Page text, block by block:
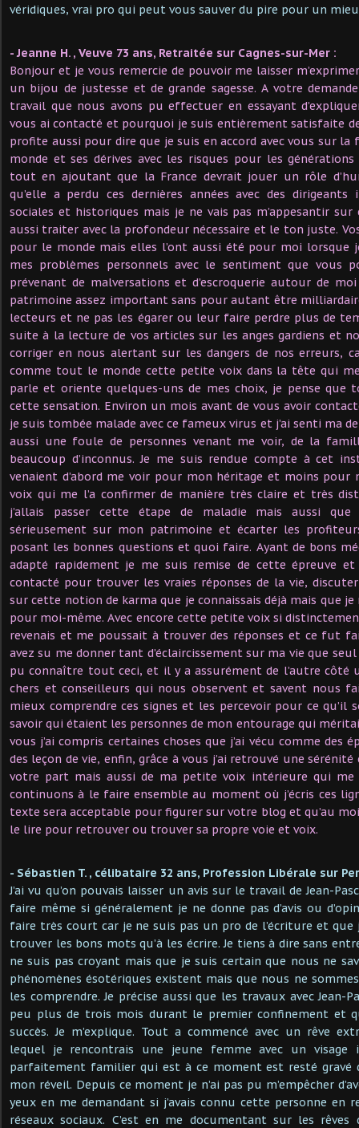
véridiques, vrai pro qui peut vous sauver du pire pour un
- Jeanne H. , Veuve 73 ans, Retraitée sur Cagnes-sur-Mer :
Bonjour et je vous remercie de pouvoir me laisser
un bijou de justesse et de grande sagesse. A votre
travail que nous avons pu effectuer en essayant
vous ai contacté et pourquoi je suis entièrement satisfaite de
profite aussi pour dire que je suis en accord avec vous sur la
monde et ses dérives avec les risques pour les
tout en ajoutant que la France devrait jouer un rôle
qu’elle a perdu ces dernières années avec des dirigeants
sociales et historiques mais je ne vais pas m’appesantir
aussi traiter avec la profondeur nécessaire et le ton juste.
pour le monde mais elles l’ont aussi été pour moi lorsque
mes problèmes personnels avec le sentiment que vous
prévenant de malversations et d’escroquerie autour de
patrimoine assez important sans pour autant être
lecteurs et ne pas les égarer ou leur faire perdre plus de
suite à la lecture de vos articles sur les anges gardiens et
corriger en nous alertant sur les dangers de nos erreurs,
comme tout le monde cette petite voix dans la tête qui
parle et oriente quelques-uns de mes choix, je pense que
cette sensation. Environ un mois avant de vous avoir
je suis tombée malade avec ce fameux virus et j’ai senti ma
aussi une foule de personnes venant me voir, de la
beaucoup d’inconnus. Je me suis rendue compte à cet
venaient d’abord me voir pour mon héritage et moins pour
voix qui me l’a confirmer de manière très claire et très
j’allais passer cette étape de maladie mais aussi
sérieusement sur mon patrimoine et écarter les
posant les bonnes questions et quoi faire. Ayant de bons
adapté rapidement je me suis remise de cette épreuve
contacté pour trouver les vraies réponses de la vie,
sur cette notion de karma que je connaissais déjà mais que je
pour moi-même. Avec encore cette petite voix si
revenais et me poussait à trouver des réponses et ce fut
avez su me donner tant d’éclaircissement sur ma vie que
pu connaître tout ceci, et il y a assurément de l’autre côté
chers et conseilleurs qui nous observent et savent nous
mieux comprendre ces signes et les percevoir pour ce qu’il
savoir qui étaient les personnes de mon entourage qui
vous j’ai compris certaines choses que j’ai vécu comme des
des leçon de vie, enfin, grâce à vous j’ai retrouvé une
votre part mais aussi de ma petite voix intérieure qui
continuons à le faire ensemble au moment où j’écris ces
texte sera acceptable pour figurer sur votre blog et qu’au
le lire pour retrouver ou trouver sa propre voie et voix.
- Sébastien T. , célibataire 32 ans, Profession Libérale sur
J’ai vu qu’on pouvais laisser un avis sur le travail de Jean-
faire même si généralement je ne donne pas d’avis ou
faire très court car je ne suis pas un pro de l’écriture et
trouver les bons mots qu’à les écrire. Je tiens à dire sans
ne suis pas croyant mais que je suis certain que nous ne
phénomènes ésotériques existent mais que nous ne
les comprendre. Je précise aussi que les travaux avec Jean-
peu plus de trois mois durant le premier confinement et
succès. Je m’explique. Tout a commencé avec un rêve
lequel je rencontrais une jeune femme avec un visage
parfaitement familier qui est à ce moment est resté gravé
mon réveil. Depuis ce moment je n’ai pas pu m’empêcher
yeux en me demandant si j’avais connu cette personne en
réseaux sociaux. C’est en me documentant sur les